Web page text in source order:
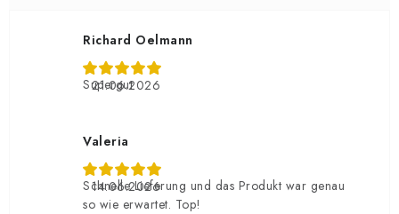
Richard Oelmann
21.06.2026
Supergut
Valeria
14.06.2026
Schnelle Lieferung und das Produkt war genau
so wie erwartet. Top!